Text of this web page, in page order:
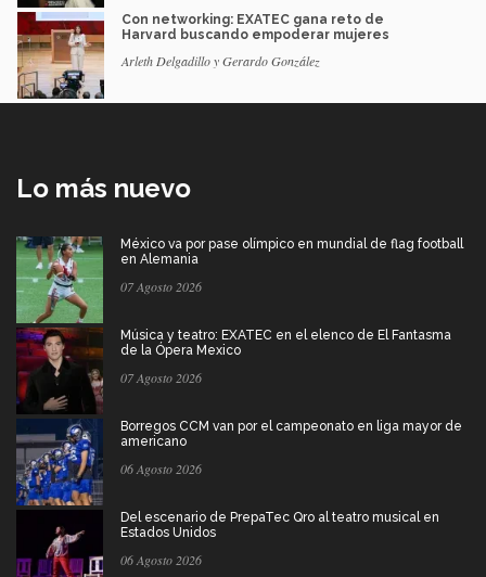
Con networking: EXATEC gana reto de
Harvard buscando empoderar mujeres
Arleth Delgadillo y Gerardo González
Lo más nuevo
México va por pase olímpico en mundial de flag football
en Alemania
07 Agosto 2026
Música y teatro: EXATEC en el elenco de El Fantasma
de la Ópera Mexico
07 Agosto 2026
Borregos CCM van por el campeonato en liga mayor de
americano
06 Agosto 2026
Del escenario de PrepaTec Qro al teatro musical en
Estados Unidos
06 Agosto 2026